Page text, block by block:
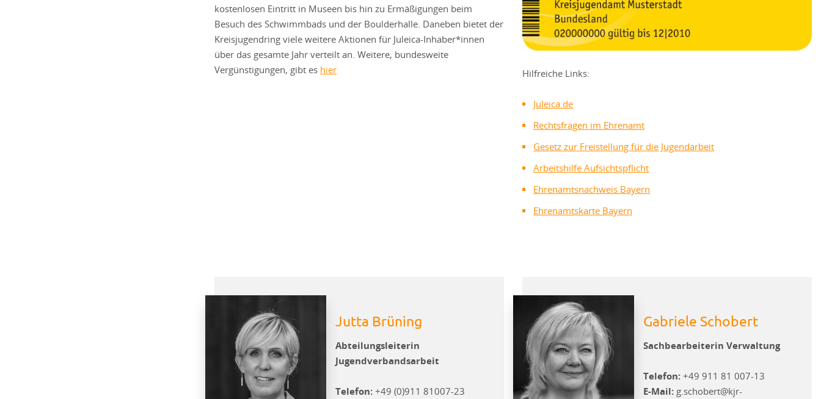
kostenlosen Eintritt in Museen bis hin zu Ermäßigungen beim
Besuch des Schwimmbads und der Boulderhalle. Daneben bietet der
Kreisjugendring viele weitere Aktionen für Juleica-Inhaber*innen
über das gesamte Jahr verteilt an. Weitere, bundesweite
Vergünstigungen, gibt es hier Hilfreiche Links:
Juleica.de
Rechtsfragen im Ehrenamt
Gesetz zur Freistellung für die Jugendarbeit
Arbeitshilfe Aufsichtspflicht
Ehrenamtsnachweis Bayern
Ehrenamtskarte Bayern
Jutta Brüning
Abteilungsleiterin
Jugendverbandsarbeit
Telefon:+49 (0)911 81007-23
Gabriele Schobert
Sachbearbeiterin Verwaltung
Telefon:+49 911 81 007-13
E-Mail:g.schobert@kjr-